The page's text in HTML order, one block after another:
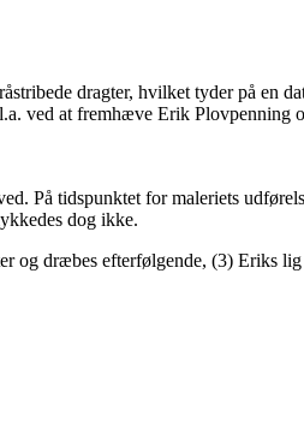
dragter, hvilket tyder på en
ved at fremhæve Erik Plovpenning
På tidspunktet for maleriets
dog ikke.
og dræbes efterfølgende, (3) Eriks lig